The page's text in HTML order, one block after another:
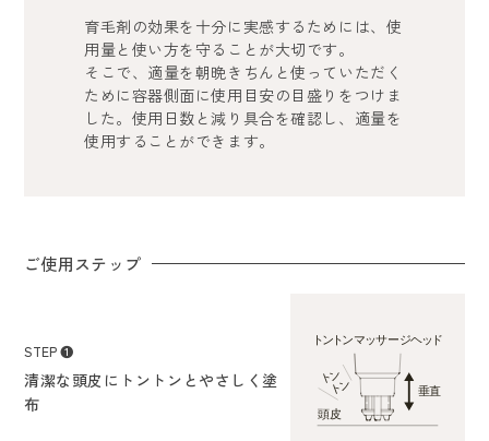
育毛剤の効果を十分に実感するためには、使
用量と使い方を守ることが大切です。
そこで、適量を朝晩きちんと使っていただく
ために容器側面に使用目安の目盛りをつけま
した。使用日数と減り具合を確認し、適量を
使用することができます。
ご使用ステップ
STEP ❶
清潔な頭皮にトントンとやさしく塗
布